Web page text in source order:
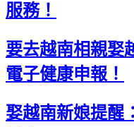
服務！
要去越南相親娶
電子健康申報！
娶越南新娘提醒